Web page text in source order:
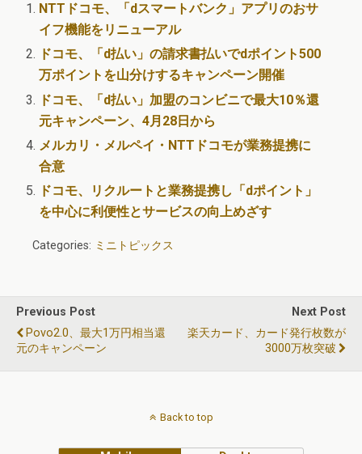
NTTドコモ、「dスマートバンク」アプリのおサ
イフ機能をリニューアル
ドコモ、「d払い」の請求書払いでdポイント500
万ポイントを山分けするキャンペーン開催
ドコモ、「d払い」加盟のコンビニで最大10％還
元キャンペーン、4月28日から
メルカリ・メルペイ・NTTドコモが業務提携に
合意
ドコモ、リクルートと業務提携し「dポイント」
を中心に利便性とサービスの向上めざす
Categories: ミニトピックス
Previous Post
Povo2.0、最大1万円相当還
元のキャンペーン
Next Post
楽天カード、カード発行枚数が
3000万枚突破
Back to top